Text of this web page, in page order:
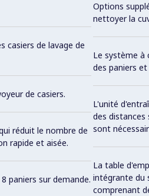
casiers de lavage de
de casiers.
réduit le nombre de
rapide et aisée.
paniers sur demande.
Options
nettoyer la
Le système à
des paniers
L'unité
des distances
sont
La table
intégrante du
comprenant